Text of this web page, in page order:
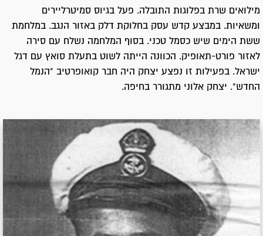
מילואים שרת בפלוגות התובלה. פעל בגיוס סמיטרליירים
ומשאיות. במבצע קדש עסק בחלוקת דלק באזור הנגב. במלחמת
ששת הימים שיש כסמל טכני. בסוף המלחמה נשלח עם סירה
לאזור פורט-תאופיק. הכוונה הייתה לשוט בתעלת סואץ עם דגל
ישראל. בפעילות זו נפצע יצחק היה חבר קואופרטיב "הנמל
החדש". יצחק אלוני מתגורר בחיפה.